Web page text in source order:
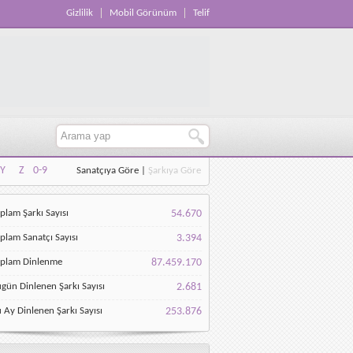
Gizlilik Mobil Görünüm Telif
Y Z
0-9
Y Z 0-9
Sanatçıya Göre Şarkıya Göre
Şarkı Sayısı 54.670
Sanatçı Sayısı 3.394
Dinlenme 87.459.170
Dinlenen Şarkı Sayısı 2.681
Ay Dinlenen Şarkı Sayısı 253.876